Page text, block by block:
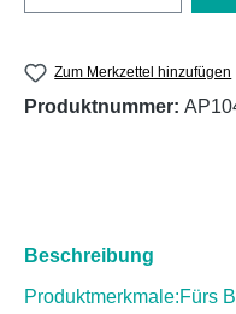
Zum Merkzettel hinzufügen
Produktnummer:
Beschreibung
Produktmerkmale:Fürs